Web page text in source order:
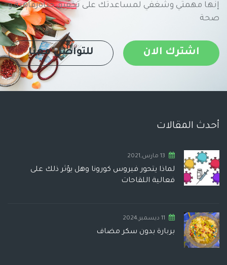
إنها مهمتي وشغفي لمساعدتك على تحقيق حياةرفاهية و
صحة
اشترك الان للتواصل معنا
أحدث المقالات
13 مارس,2021
لماذا يتحور فيروس كورونا وهل يؤثر ذلك على
فعالية اللقاحات
11 ديسمبر,2024
بربارة بدون سكر مضاف